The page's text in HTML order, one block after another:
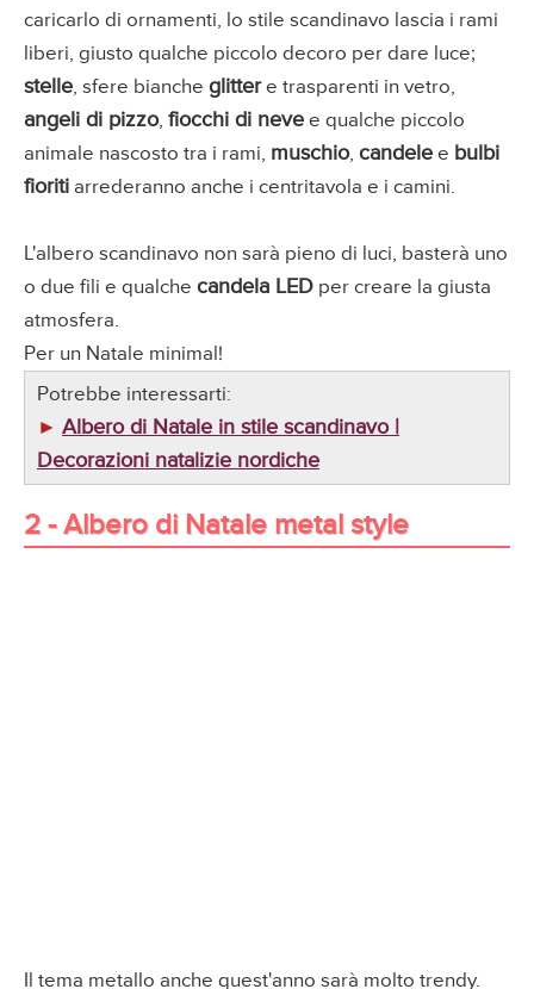
caricarlo di ornamenti, lo stile scandinavo lascia i rami
liberi, giusto qualche piccolo decoro per dare luce;
stelle, sfere bianche glittere trasparenti in vetro,
angeli di pizzo, fiocchi di neve e qualche piccolo
animale nascosto tra i rami, muschio, candele e bulbi
fioriti arrederanno anche i centritavola e i camini.
L'albero scandinavo non sarà pieno di luci, basterà uno
o due fili e qualche candela LED per creare la giusta
atmosfera.
Per un Natale minimal!
Potrebbe interessarti:
► Albero di Natale in stile scandinavo |
Decorazioni natalizie nordiche
2 - Albero di Natale metal style
Il tema metallo anche quest'anno sarà molto trendy.